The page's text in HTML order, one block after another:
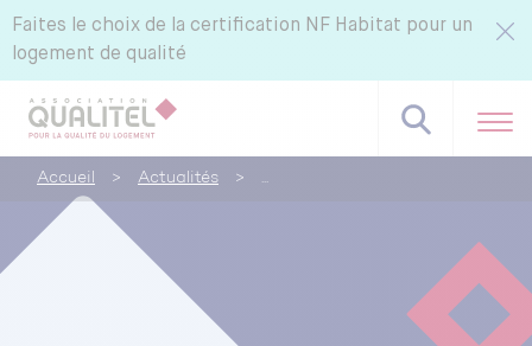
Faites le choix de la certification NF Habitat pour un
logement de qualité
Référentiels NF Habitat - NF Habitat HQE
Tous nos labels et services
Accueil > Actualités >